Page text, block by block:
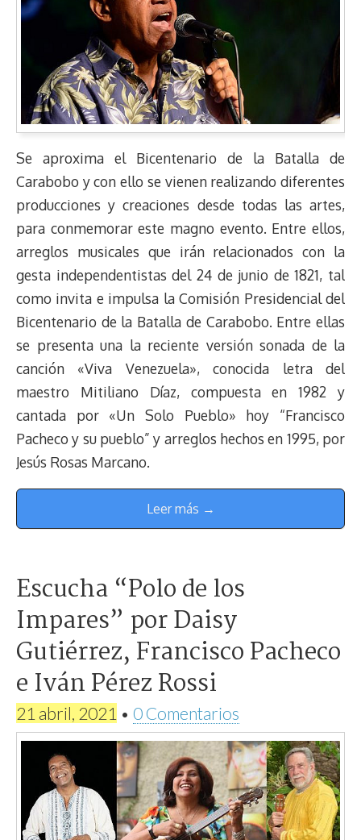
Se aproxima el Bicentenario de la Batalla de
Carabobo y con ello se vienen realizando diferentes
producciones y creaciones desde todas las artes,
para conmemorar este magno evento. Entre ellos,
arreglos musicales que irán relacionados con la
gesta independentistas del 24 de junio de 1821, tal
como invita e impulsa la Comisión Presidencial del
Bicentenario de la Batalla de Carabobo. Entre ellas
se presenta una la reciente versión sonada de la
canción «Viva Venezuela», conocida letra del
maestro Mitiliano Díaz, compuesta en 1982 y
cantada por «Un Solo Pueblo» hoy “Francisco
Pacheco y su pueblo” y arreglos hechos en 1995, por
Jesús Rosas Marcano.
Leer más →
Escucha “Polo de los
Impares” por Daisy
Gutiérrez, Francisco Pacheco
e Iván Pérez Rossi
21 abril, 2021 • 0 Comentarios